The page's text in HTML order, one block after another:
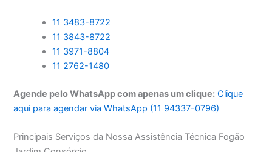
11 3483-8722
11 3843-8722
11 3971-8804
11 2762-1480
Agende pelo WhatsApp com apenas um clique: Clique
aqui para agendar via WhatsApp (11 94337-0796)
Principais Serviços da Nossa Assistência Técnica Fogão